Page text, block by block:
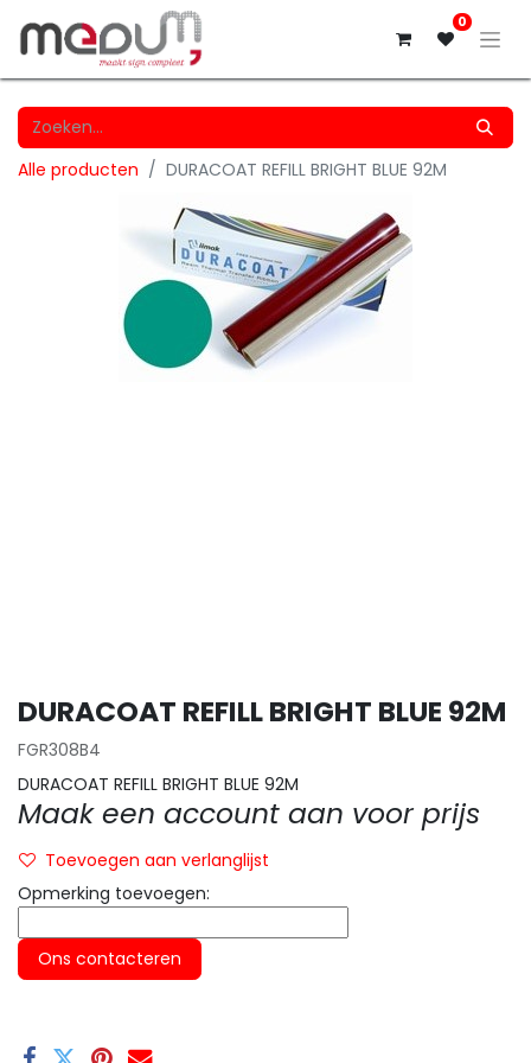
0
Alle producten DURACOAT REFILL BRIGHT BLUE 92M
DURACOAT REFILL BRIGHT BLUE 92M
FGR308B4
DURACOAT REFILL BRIGHT BLUE 92M
Maak een account aan voor prijs
Toevoegen aan verlanglijst
Opmerking toevoegen:
Ons contacteren